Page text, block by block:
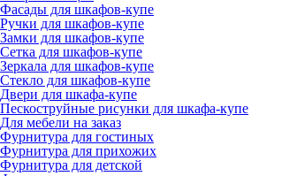
Фасады для шкафов-купе
Ручки для шкафов-купе
Замки для шкафов-купе
Сетка для шкафов-купе
Зеркала для шкафов-купе
Стекло для шкафов-купе
Двери для шкафа-купе
Пескоструйные рисунки для шкафа-купе
Для мебели на заказ
Фурнитура для гостиных
Фурнитура для прихожих
Фурнитура для детской